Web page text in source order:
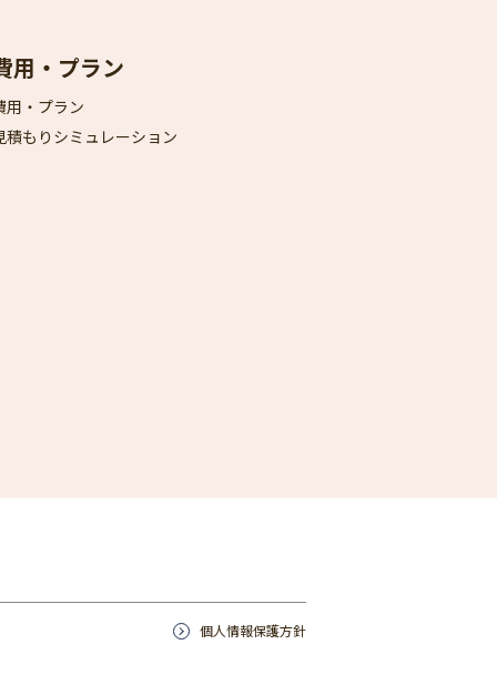
用・プラン
用・プラン
積もりシミュレーション
個人情報保護方針